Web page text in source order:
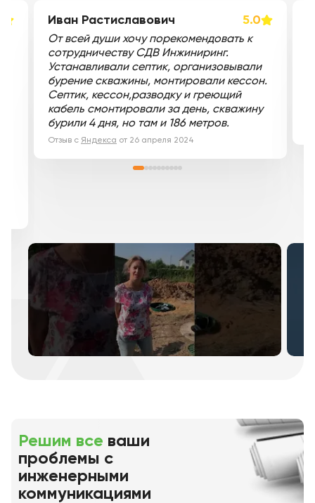
Иван Растиславович 5.0
От всей души хочу порекомендовать к
сотрудничеству СДВ Инжиниринг.
Устанавливали септик, организовывали
бурение скважины, монтировали кессон.
Септик, кессон,разводку и греющий
кабель смонтировали за день, скважину
бурили 4 дня, но там и 186 метров.
Отзыв с Яндекса от 26 апреля 2024
Решим все ваши
проблемы с
инженерными
коммуникациями